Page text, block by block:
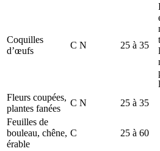
Coquilles
d’œufs
C N 25 à 35
Fleurs coupées,
plantes fanées
C N
25 à 35
Feuilles de
bouleau, chêne,
érable
C 25 à 60